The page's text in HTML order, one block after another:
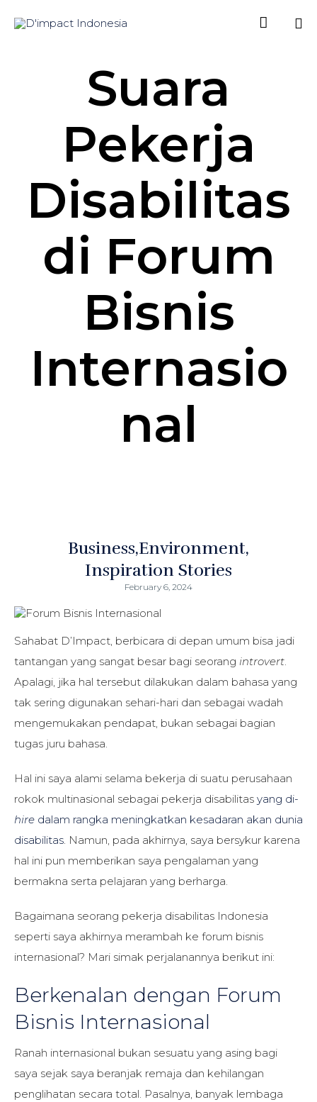

Suara
Pekerja
Disabilitas
di Forum
Bisnis
Internasio
nal
Business Environment
Inspiration Stories
February 6, 2024
Sahabat D’Impact, berbicara di depan umum bisa jadi
tantangan yang sangat besar bagi seorang introvert.
Apalagi, jika hal tersebut dilakukan dalam bahasa yang
tak sering digunakan sehari-hari dan sebagai wadah
mengemukakan pendapat, bukan sebagai bagian
tugas juru bahasa.
Hal ini saya alami selama bekerja di suatu perusahaan
rokok multinasional sebagai pekerja disabilitas yang di-
hire dalam rangka meningkatkan kesadaran akan dunia
disabilitas. Namun, pada akhirnya, saya bersykur karena
hal ini pun memberikan saya pengalaman yang
bermakna serta pelajaran yang berharga.
Bagaimana seorang pekerja disabilitas Indonesia
seperti saya akhirnya merambah ke forum bisnis
internasional? Mari simak perjalanannya berikut ini:
Berkenalan dengan Forum
Bisnis Internasional
Ranah internasional bukan sesuatu yang asing bagi
saya sejak saya beranjak remaja dan kehilangan
penglihatan secara total. Pasalnya, banyak lembaga